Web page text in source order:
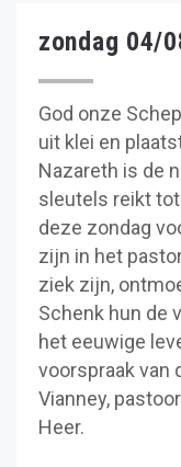
zondag 04/
God onze
uit klei en
Nazareth is de
sleutels reikt tot
deze zondag
zijn in het
ziek zijn,
Schenk hun de
het eeuwige
voorspraak van
Vianney,
Heer.